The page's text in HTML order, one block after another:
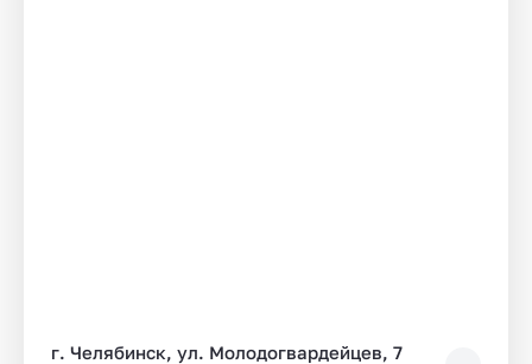
г. Челябинск, ул. Молодогвардейцев, 7